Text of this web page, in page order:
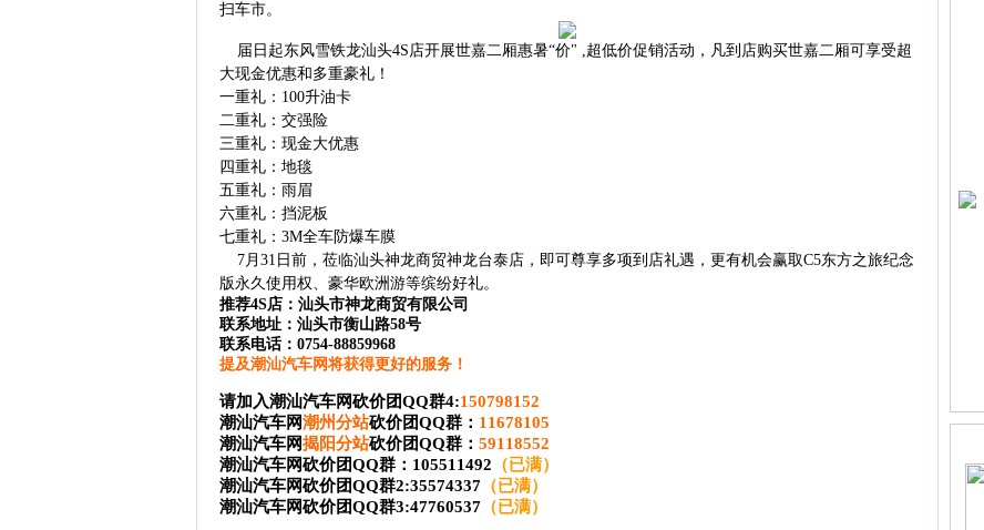
扫车市。
届日起东风雪铁龙汕头4S店开展世嘉二厢惠暑“价" ,超低价促销活动，凡到店购买世嘉二厢可享受超
大现金优惠和多重豪礼！
一重礼：100升油卡
二重礼：交强险
三重礼：现金大优惠
四重礼：地毯
五重礼：雨眉
六重礼：挡泥板
七重礼：3M全车防爆车膜
7月31日前，莅临汕头神龙商贸神龙台泰店，即可尊享多项到店礼遇，更有机会赢取C5东方之旅纪念
版永久使用权、豪华欧洲游等缤纷好礼。
推荐4S店：汕头市神龙商贸有限公司
联系地址：汕头市衡山路58号
联系电话：0754-88859968
提及潮汕汽车网将获得更好的服务！
请加入潮汕汽车网砍价团QQ群4:150798152
潮汕汽车网潮州分站砍价团QQ群： 11678105
潮汕汽车网揭阳分站砍价团QQ群： 59118552
潮汕汽车网砍价团QQ群： 105511492 （已满）
潮汕汽车网砍价团QQ群2:35574337 （已满）
潮汕汽车网砍价团QQ群3:47760537 （已满）